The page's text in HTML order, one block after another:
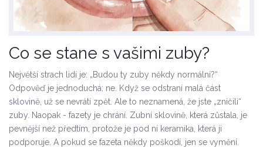
Co se stane s vašimi zuby?
Největší strach lidí je: „Budou ty zuby někdy normální?“
Odpověď je jednoduchá: ne. Když se odstraní malá část
sklovině, už se nevrátí zpět. Ale to neznamená, že jste „zničili“
zuby. Naopak - fazety je chrání. Zubní sklovině, která zůstala, je
pevnější než předtím, protože je pod ní keramika, která ji
podporuje. A pokud se fazeta někdy poškodí, jen se vymění.